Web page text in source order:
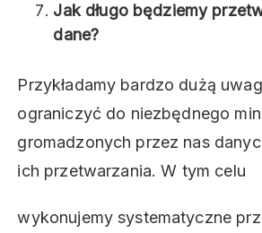
Jak długo będziemy
dane?
Przykładamy bardzo dużą
ograniczyć do niezbędnego
gromadzonych przez nas
ich przetwarzania. W tym celu
wykonujemy systematyczne